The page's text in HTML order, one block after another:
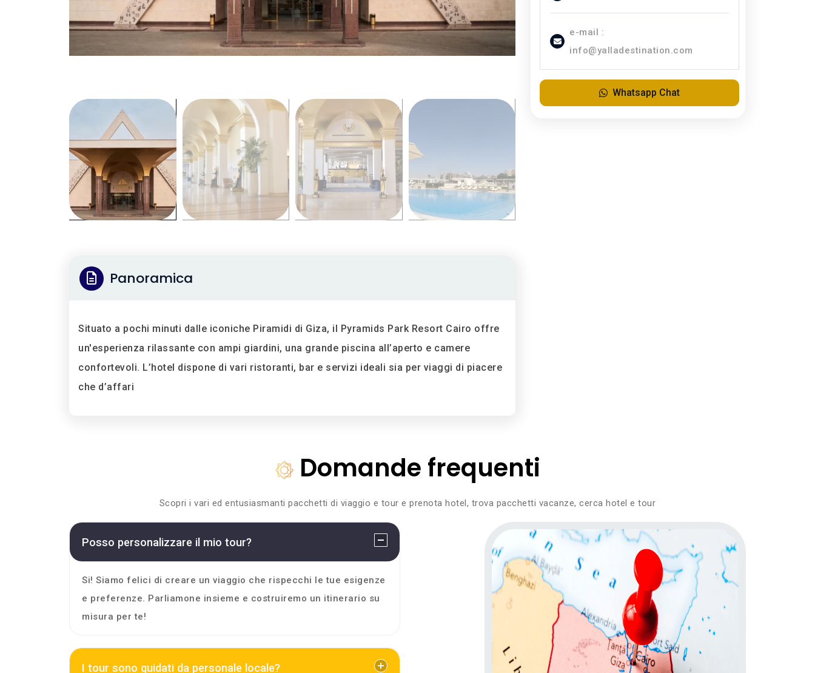
Panoramica
Situato a pochi minuti dalle iconiche Piramidi di Giza, il Pyramids Park Resort Cairo offre
un'esperienza rilassante con ampi giardini, una grande piscina all’aperto e camere
confortevoli. L’hotel dispone di vari ristoranti, bar e servizi ideali sia per viaggi di piacere
che d’affari
e-mail :
info@yalladestination.com
Whatsapp Chat
Domande frequenti
Scopri i vari ed entusiasmanti pacchetti di viaggio e tour e prenota hotel, trova pacchetti vacanze, cerca hotel e tour
Posso personalizzare il mio tour?
Si! Siamo felici di creare un viaggio che rispecchi le tue esigenze
e preferenze. Parliamone insieme e costruiremo un itinerario su
misura per te!
I tour sono guidati da personale locale?